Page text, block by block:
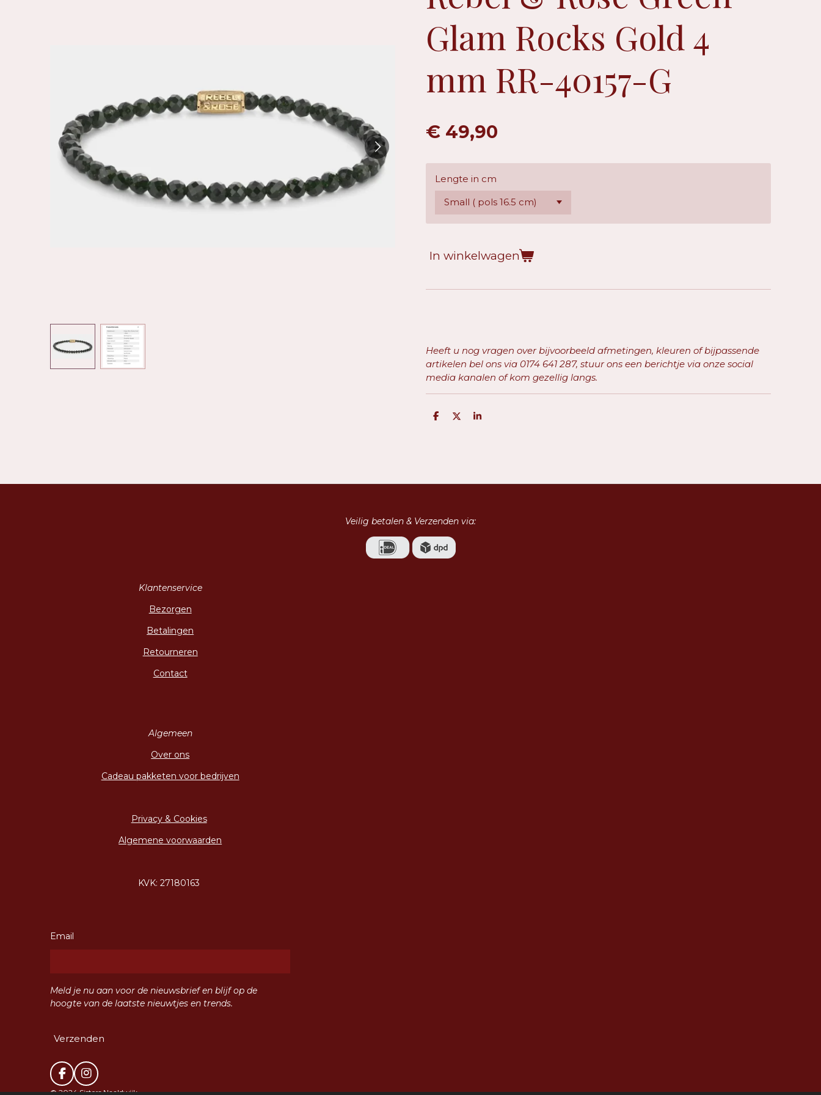
Glam Rocks Gold 4
mm RR-40157-G
€ 49,90
Lengte in cm
In winkelwagen
Heeft u nog vragen over bijvoorbeeld afmetingen, kleuren of bijpassende
artikelen bel ons via 0174 641 287, stuur ons een berichtje via onze social
media kanalen of kom gezellig langs.
D
D
S
Veilig betalen & Verzenden via:
Klantenservice
Bezorgen
Betalingen
Retourneren
Contact
Algemeen
Over ons
Cadeau pakketen voor bedrijven
Privacy & Cookies
Algemene voorwaarden
KVK: 27180163
Email
Meld je nu aan voor de nieuwsbrief en blijf op de
hoogte van de laatste nieuwtjes en trends.
Verzenden
F
a
I
n
© 2024 Sisters Naaldwijk